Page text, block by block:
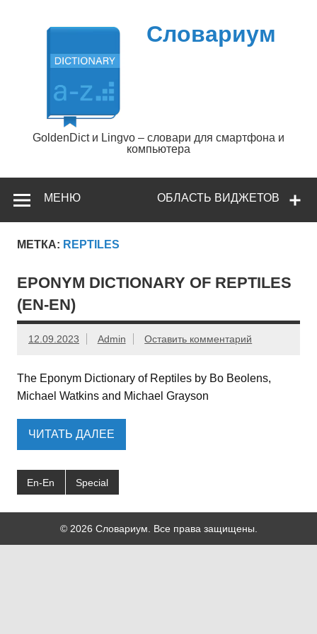
содержимому
Словариум
GoldenDict и Lingvo – словари для смартфона и
компьютера
ОБЛАСТЬ ВИДЖЕТОВ
МЕНЮ
МЕТКА: REPTILES
EPONYM DICTIONARY OF REPTILES
(EN-EN)
12.09.2023 Admin Оставить комментарий
The Eponym Dictionary of Reptiles by Bo Beolens,
Michael Watkins and Michael Grayson
ЧИТАТЬ ДАЛЕЕ
En-En Special
© 2026 Словариум. Все права защищены.